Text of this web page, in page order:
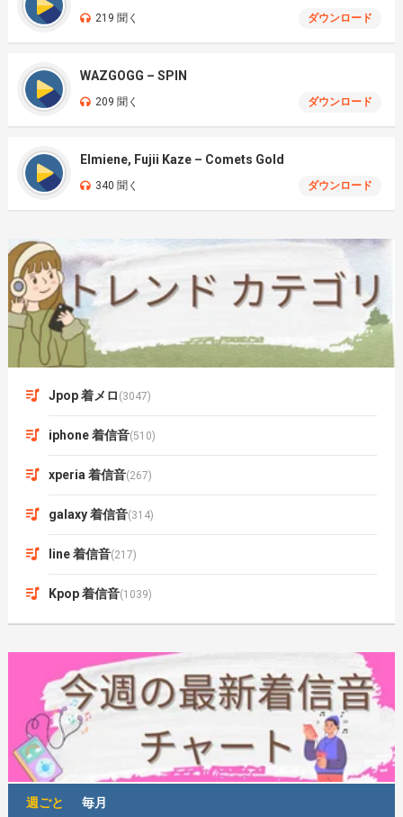
219 聞く ダウンロード
WAZGOGG – SPIN
209 聞く ダウンロード
Elmiene, Fujii Kaze – Comets Gold
340 聞く ダウンロード
Jpop 着メロ (3047)
iphone 着信音(510)
xperia 着信音(267)
galaxy 着信音(314)
line 着信音(217)
Kpop 着信音(1039)
週ごと 毎月